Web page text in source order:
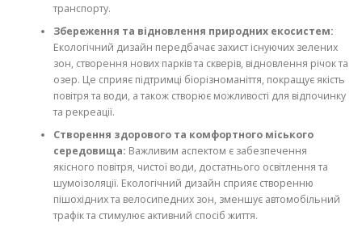
транспорту.
Збереження та відновлення природних екосистем:
Екологічний дизайн передбачає захист існуючих зелених
зон, створення нових парків та скверів, відновлення річок та
озер. Це сприяє підтримці біорізноманіття, покращує якість
повітря та води, а також створює можливості для відпочинку
та рекреації.
Створення здорового та комфортного міського
середовища: Важливим аспектом є забезпечення
якісного повітря, чистої води, достатнього освітлення та
шумоізоляції. Екологічний дизайн сприяє створенню
пішохідних та велосипедних зон, зменшує автомобільний
трафік та стимулює активний спосіб життя.